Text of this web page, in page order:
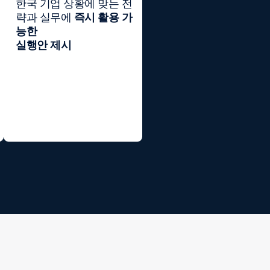
한국 기업 상황에 맞는 전
략과 실무에 즉시 활용 가
능한
실행안 제시